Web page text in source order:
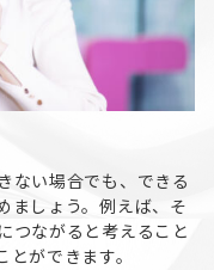
ない場合でも、できる
ましょう。例えば、そ
つながると考えること
ができます。